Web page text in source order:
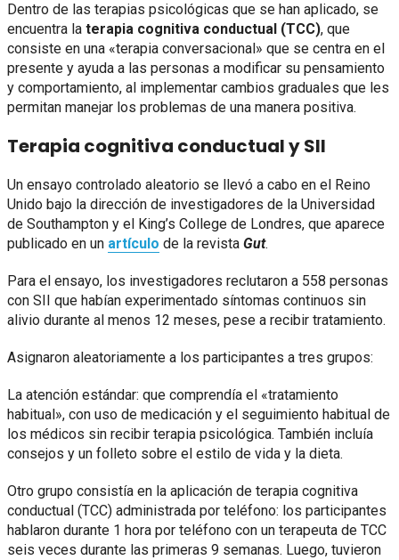
Dentro de las terapias psicológicas que se han aplicado, se
encuentra la terapia cognitiva conductual (TCC), que
consiste en una «terapia conversacional» que se centra en el
presente y ayuda a las personas a modificar su pensamiento
y comportamiento, al implementar cambios graduales que les
permitan manejar los problemas de una manera positiva.
Terapia cognitiva conductual y SII
Un ensayo controlado aleatorio se llevó a cabo en el Reino
Unido bajo la dirección de investigadores de la Universidad
de Southampton y el King’s College de Londres, que aparece
publicado en un artículo de la revista Gut.
Para el ensayo, los investigadores reclutaron a 558 personas
con SII que habían experimentado síntomas continuos sin
alivio durante al menos 12 meses, pese a recibir tratamiento.
Asignaron aleatoriamente a los participantes a tres grupos:
La atención estándar: que comprendía el «tratamiento
habitual», con uso de medicación y el seguimiento habitual de
los médicos sin recibir terapia psicológica. También incluía
consejos y un folleto sobre el estilo de vida y la dieta.
Otro grupo consistía en la aplicación de terapia cognitiva
conductual (TCC) administrada por teléfono: los participantes
hablaron durante 1 hora por teléfono con un terapeuta de TCC
seis veces durante las primeras 9 semanas. Luego, tuvieron